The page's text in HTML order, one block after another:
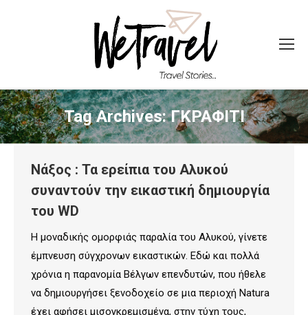
Tag Archives:ΓΚΡΑΦΙΤΙ
Νάξος : Τα ερείπια του Αλυκού
συναντούν την εικαστική δημιουργία
του WD
Η μοναδικής ομορφιάς παραλία του Αλυκού, γίνετε
έμπνευση σύγχρονων εικαστικών. Εδώ και πολλά
χρόνια η παρανομία Βέλγων επενδυτών, που ήθελε
να δημιουργήσει ξενοδοχείο σε μια περιοχή Natura
έχει αφήσει μισογκρεμισμένα, στην τύχη τους,